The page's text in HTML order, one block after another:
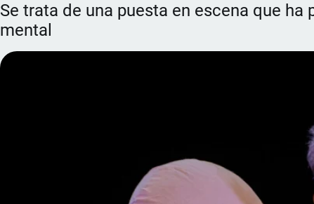
Se trata de una puesta en escena que
mental